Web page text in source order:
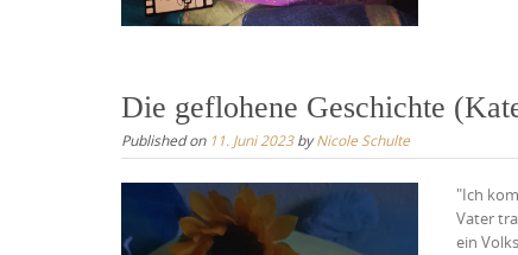
Die geflohene Geschichte
Published on 11. Juni 2023byNicole Schulte
"Ich
Vater
ein